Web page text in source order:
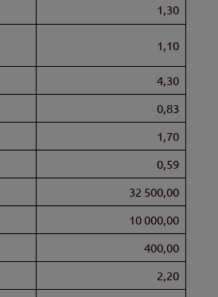
1,30
1,10
4,30
0,83
1,70
0,59
32 500,00
10 000,00
400,00
2,20